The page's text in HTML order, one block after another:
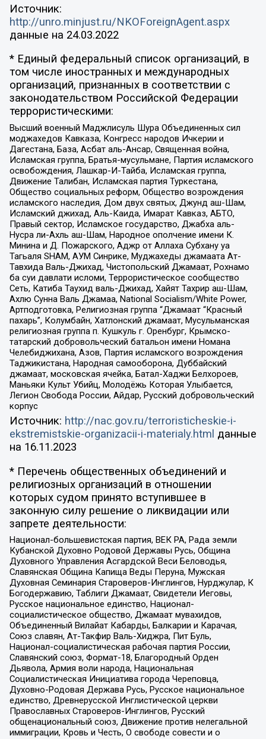
Источник:
http://unro.minjust.ru/NKOForeignAgent.aspx
данные на 24.03.2022
* Единый федеральный список организаций, в
том числе иностранных и международных
организаций, признанных в соответствии с
законодательством Российской Федерации
террористическими:
Высший военный Маджлисуль Шура Объединенных сил
моджахедов Кавказа, Конгресс народов Ичкерии и
Дагестана, База, Асбат аль-Ансар, Священная война,
Исламская группа, Братья-мусульмане, Партия исламского
освобождения, Лашкар-И-Тайба, Исламская группа,
Движение Талибан, Исламская партия Туркестана,
Общество социальных реформ, Общество возрождения
исламского наследия, Дом двух святых, Джунд аш-Шам,
Исламский джихад, Аль-Каида, Имарат Кавказ, АБТО,
Правый сектор, Исламское государство, Джабха аль-
Нусра ли-Ахль аш-Шам, Народное ополчение имени К.
Минина и Д. Пожарского, Аджр от Аллаха Субхану уа
Тагьаля SHAM, АУМ Синрике, Муджахеды джамаата Ат-
Тавхида Валь-Джихад, Чистопольский Джамаат, Рохнамо
ба суи давлати исломи, Террористическое сообщество
Сеть, Катиба Таухид валь-Джихад, Хайят Тахрир аш-Шам,
Ахлю Сунна Валь Джамаа, National Socialism/White Power,
Артподготовка, Религиозная группа “Джамаат “Красный
пахарь”, Колумбайн, Хатлонский джамаат, Мусульманская
религиозная группа п. Кушкуль г. Оренбург, Крымско-
татарский добровольческий батальон имени Номана
Челебиджихана, Азов, Партия исламского возрождения
Таджикистана, Народная самооборона, Дуббайский
джамаат, московская ячейка, Батал-Хаджи Белхороев,
Маньяки Культ Убийц, Молодёжь Которая Улыбается,
Легион Свобода России, Айдар, Русский добровольческий
корпус
Источник: http://nac.gov.ru/terroristicheskie-i-
ekstremistskie-organizacii-i-materialy.html данные
на 16.11.2023
* Перечень общественных объединений и
религиозных организаций в отношении
которых судом принято вступившее в
законную силу решение о ликвидации или
запрете деятельности:
Национал-большевистская партия, ВЕК РА, Рада земли
Кубанской Духовно Родовой Державы Русь, Община
Духовного Управления Асгардской Веси Беловодья,
Славянская Община Капища Веды Перуна, Мужская
Духовная Семинария Староверов-Инглингов, Нурджулар, К
Богодержавию, Таблиги Джамаат, Свидетели Иеговы,
Русское национальное единство, Национал-
социалистическое общество, Джамаат мувахидов,
Объединенный Вилайат Кабарды, Балкарии и Карачая,
Союз славян, Ат-Такфир Валь-Хиджра, Пит Буль,
Национал-социалистическая рабочая партия России,
Славянский союз, Формат-18, Благородный Орден
Дьявола, Армия воли народа, Национальная
Социалистическая Инициатива города Череповца,
Духовно-Родовая Держава Русь, Русское национальное
единство, Древнерусской Инглистической церкви
Православных Староверов-Инглингов, Русский
общенациональный союз, Движение против нелегальной
иммиграции, Кровь и Честь, О свободе совести и о